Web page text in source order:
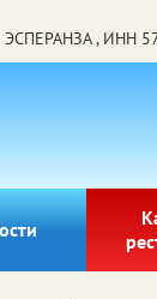
ЭСПЕРАНЗА , ИНН